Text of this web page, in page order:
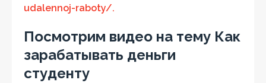
udalennoj-raboty/.
Посмотрим видео на тему Как
зарабатывать деньги
студенту